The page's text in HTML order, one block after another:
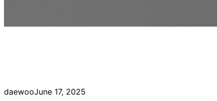
daewooJune 17, 2025